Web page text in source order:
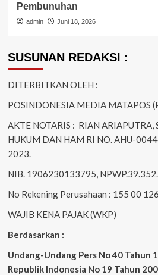
Pembunuhan
admin Juni 18, 2026
SUSUNAN REDAKSI :
DITERBITKAN OLEH :
POSINDONESIA MEDIA MATAPOS
AKTE NOTARIS : RIAN ARIAPUTRA,
HUKUM DAN HAM RI NO. AHU-
2023.
NIB. 1906230133795,
No Rekening Perusahaan : 155 00
WAJIB KENA PAJAK (WKP)
Berdasarkan :
Undang-Undang Pers No 40 Tahun
Republik Indonesia No 19 Tahun